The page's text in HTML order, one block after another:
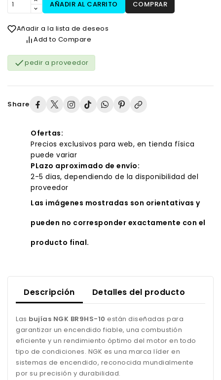
AÑADIR AL CARRITO COMPRAR
Añadir a la lista de deseos
Add to Compare
pedir a proveedor
Share
Ofertas:
Precios exclusivos para web, en tienda física
puede variar
PLazo aproximado de envío:
2-5 dias, dependiendo de la disponibilidad del
proveedor
Las imágenes mostradas son orientativas y
pueden no corresponder exactamente con el
producto final.
Descripción Detalles del producto
Las bujías NGK BR9HS-10 están diseñadas para
garantizar un encendido fiable, una combustión
eficiente y un rendimiento óptimo del motor en todo
tipo de condiciones. NGK es una marca líder en
sistemas de encendido, reconocida mundialmente
por su precisión y durabilidad.